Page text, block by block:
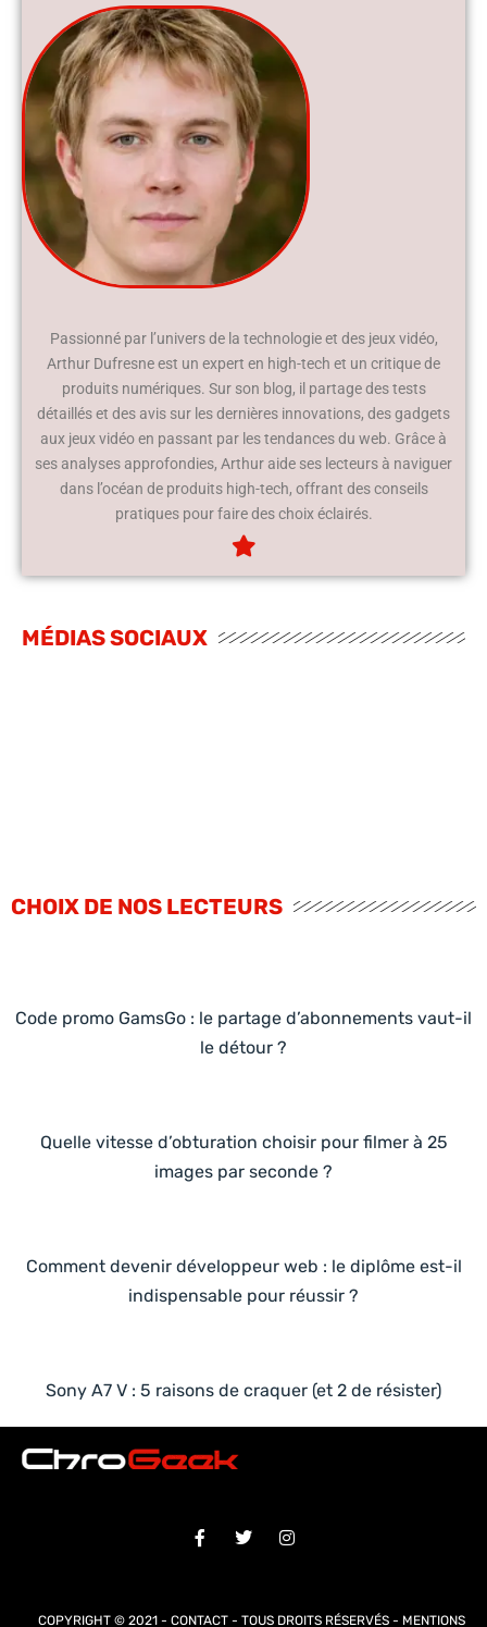
Passionné par l’univers de la technologie et des jeux vidéo,
Arthur Dufresne est un expert en high-tech et un critique de
produits numériques. Sur son blog, il partage des tests
détaillés et des avis sur les dernières innovations, des gadgets
aux jeux vidéo en passant par les tendances du web. Grâce à
ses analyses approfondies, Arthur aide ses lecteurs à naviguer
dans l’océan de produits high-tech, offrant des conseils
pratiques pour faire des choix éclairés.
MÉDIAS SOCIAUX
CHOIX DE NOS LECTEURS
Code promo GamsGo : le partage d’abonnements vaut-il
le détour ?
Quelle vitesse d’obturation choisir pour filmer à 25
images par seconde ?
Comment devenir développeur web : le diplôme est-il
indispensable pour réussir ?
Sony A7 V : 5 raisons de craquer (et 2 de résister)
COPYRIGHT © 2021 - CONTACT - TOUS DROITS RÉSERVÉS - MENTIONS